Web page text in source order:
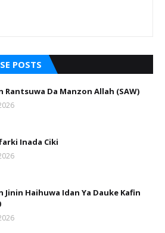
POSTS
Rantsuwa Da Manzon Allah (SAW)
Inada Ciki
Jinin Haihuwa Idan Ya Dauke Kafin